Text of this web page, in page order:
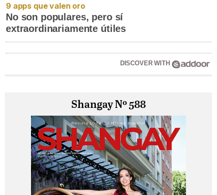
9 apps que valen oro
No son populares, pero sí
extraordinariamente útiles
DISCOVER WITH
Shangay Nº 588